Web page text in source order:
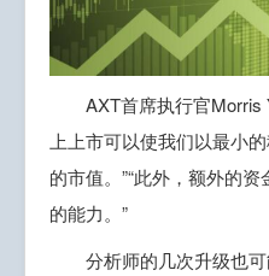
AXT首席执行官Morris
上上市可以使我们以最小
的市值。”“此外，额外的
的能力。”
分析师的几次升级也